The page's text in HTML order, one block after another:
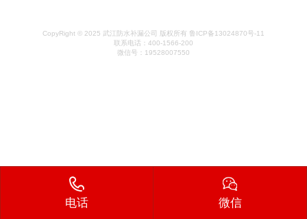
CopyRight © 2025 武江防水补漏公司 版权所有 鲁ICP备13024870号-11
联系电话：400-1566-200
微信号：19528007550
电话 微信